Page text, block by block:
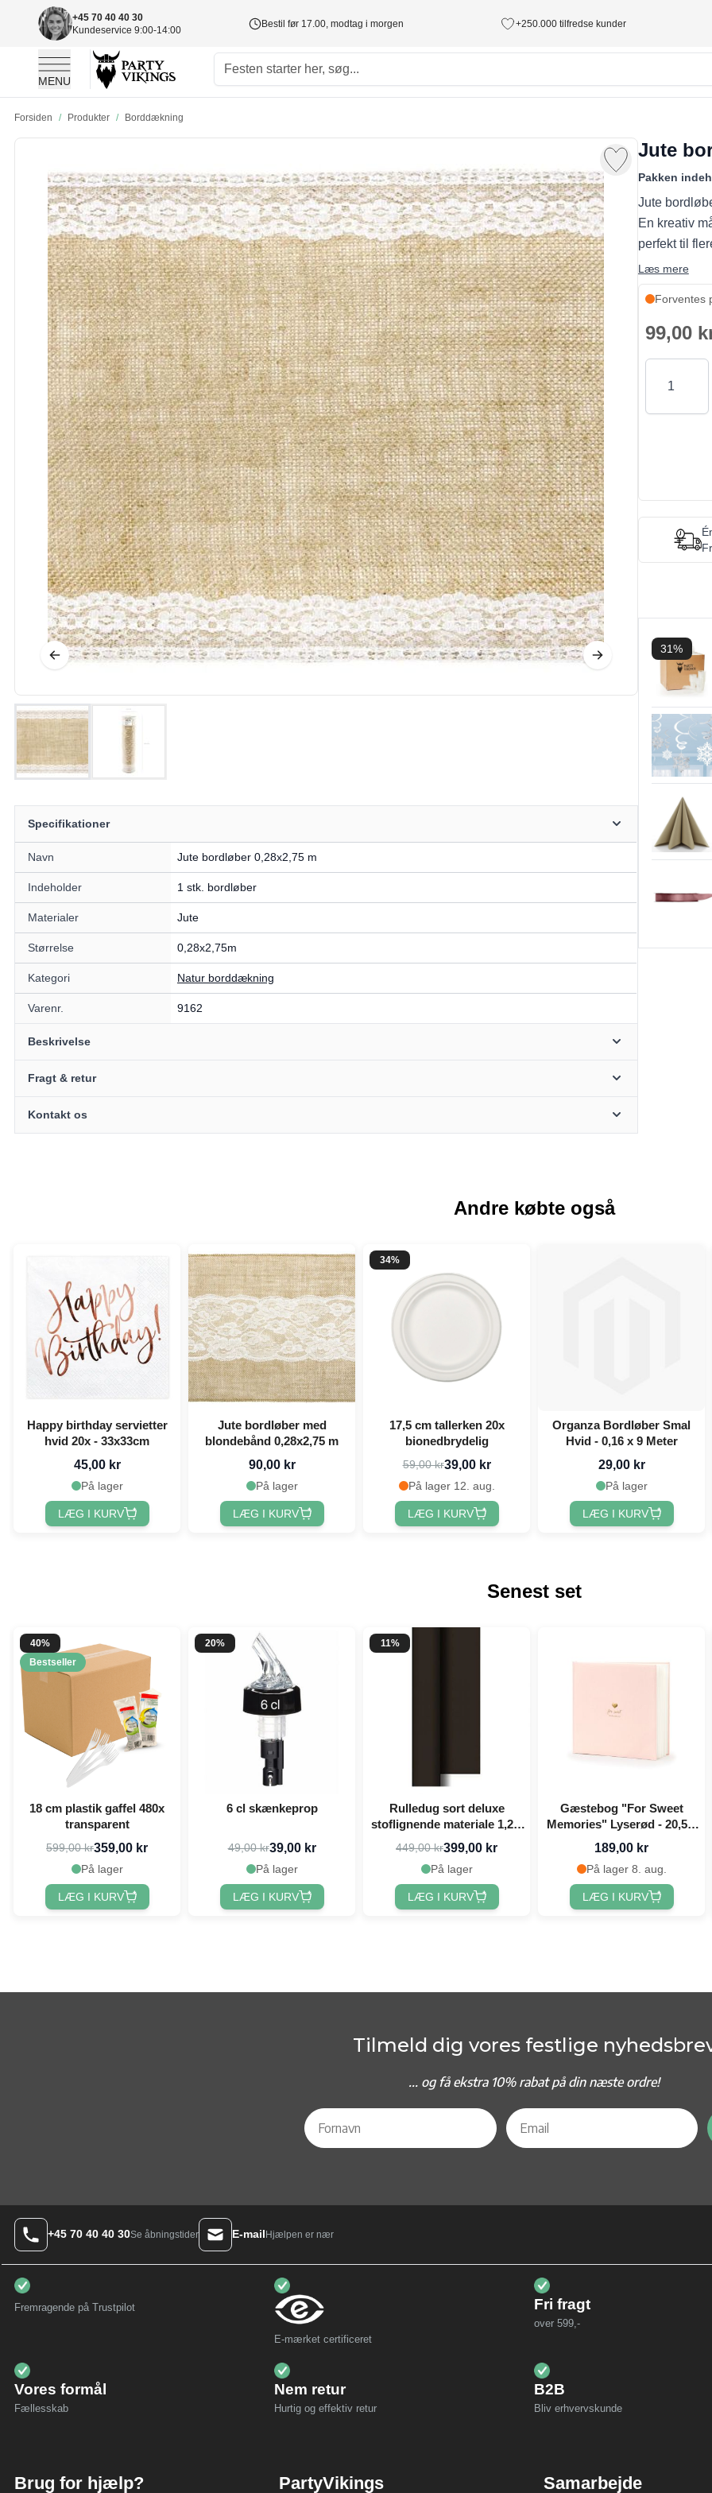
+45 70 40 40 30
Kundeservice 9:00-14:00
Bestil før 17.00, modtag i morgen +250.000 tilfredse kunder
MENU
Forsiden / Produkter / Borddækning
Specifikationer
Navn Jute bordløber 0,28x2,75 m
Indeholder 1 stk. bordløber
Materialer Jute
Størrelse 0,28x2,75m
Kategori Natur borddækning
Varenr. 9162
Beskrivelse
Fragt & retur
Kontakt os
Jute
Pakken
Jute
En kreativ
perfekt til
Læs mere
Forventes
99,00
Antal
31%
Andre købte også
Happy birthday servietter
hvid 20x - 33x33cm
45,00 kr
På lager
LÆG I KURV
Jute bordløber med
blondebånd 0,28x2,75 m
90,00 kr
På lager
LÆG I KURV
34%
17,5 cm tallerken 20x
bionedbrydelig
59,00 kr39,00 kr
På lager 12. aug.
LÆG I KURV
Organza Bordløber Smal
Hvid - 0,16 x 9 Meter
29,00 kr
På lager
LÆG I KURV
Senest set
40%
Bestseller
18 cm plastik gaffel 480x
transparent
599,00 kr359,00 kr
På lager
LÆG I KURV
20%
6 cl skænkeprop
49,00 kr39,00 kr
På lager
LÆG I KURV
11%
Rulledug sort deluxe
stoflignende materiale 1,2 x
25 meter
449,00 kr399,00 kr
På lager
LÆG I KURV
Gæstebog "For Sweet
Memories" Lyserød - 20,5 x
20,5 cm
189,00 kr
På lager 8. aug.
LÆG I KURV
Tilmeld dig vores festlige
... og få ekstra 10% rabat på din næste ordre!
+45 70 40 40 30Se åbningstider E-mailHjælpen er nær
Fremragende på Trustpilot
E-mærket certificeret
Fri fragt
over 599,-
Vores formål
Fællesskab
Nem retur
Hurtig og effektiv retur
B2B
Bliv erhvervskunde
Brug for hjælp? PartyVikings Samarbejde